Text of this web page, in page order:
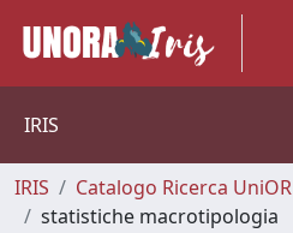
IRIS
IRIS
Catalogo Ricerca UniOR
statistiche macrotipologia